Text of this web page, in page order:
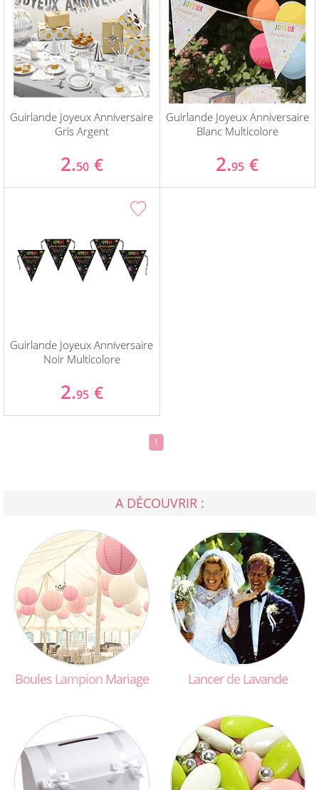
Guirlande Joyeux Anniversaire
Gris Argent
2.50 €
Guirlande Joyeux Anniversaire
Blanc Multicolore
2.95 €
Guirlande Joyeux Anniversaire
Noir Multicolore
2.95 €
1
A DÉCOUVRIR :
Boules LampionMariage LancerdeLavande